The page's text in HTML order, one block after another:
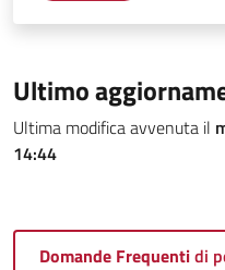
Ultimo
Ultima modifica avvenuta il
14:44
Domande Frequentidi